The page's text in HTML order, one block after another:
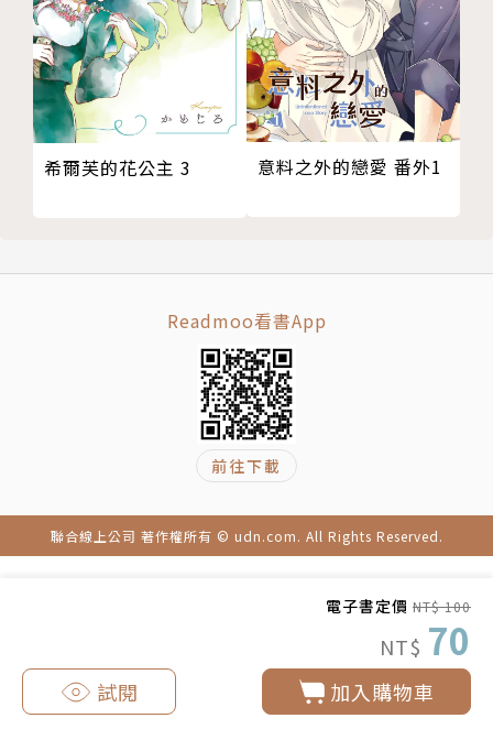
電子書定價 NT$ 100
NT$ 70
加入購物車
試閱
希爾芙的花公主 3 意料之外的戀愛 番外1
Readmoo看書App
前往下載
聯合線上公司 著作權所有 © udn.com. All Rights Reserved.